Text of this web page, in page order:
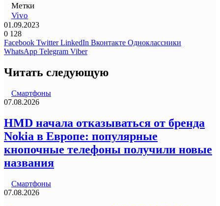
Метки
Vivo
01.09.2023
0 128
Facebook Twitter LinkedIn Вконтакте Одноклассники
WhatsApp Telegram Viber
Читать следующую
Смартфоны
07.08.2026
HMD начала отказываться от бренда
Nokia в Европе: популярные
кнопочные телефоны получили новые
названия
Смартфоны
07.08.2026